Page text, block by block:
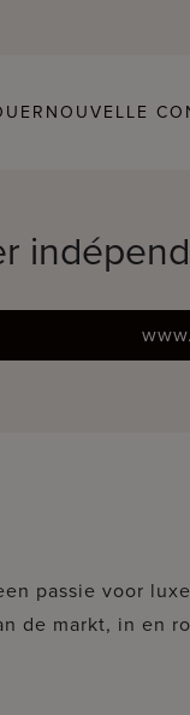
NOUVELLE
passie voor
de markt, in en